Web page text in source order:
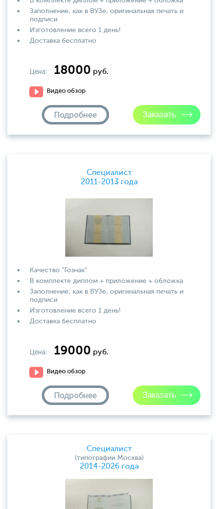
Заполнение, как в ВУЗе, оригинальная печать и
подписи
Изготовление всего 1 день!
Доставка бесплатно
Цена: 18000 руб.
Видео обзор
Подробнее
Специалист
2011-2013 года
Качество "Гознак"
В комплекте диплом + приложение + обложка
Заполнение, как в ВУЗе, оригинальная печать и
подписи
Изготовление всего 1 день!
Доставка бесплатно
Цена: 19000 руб.
Видео обзор
Подробнее
Специалист
(типографии Москва)
2014-2026 года